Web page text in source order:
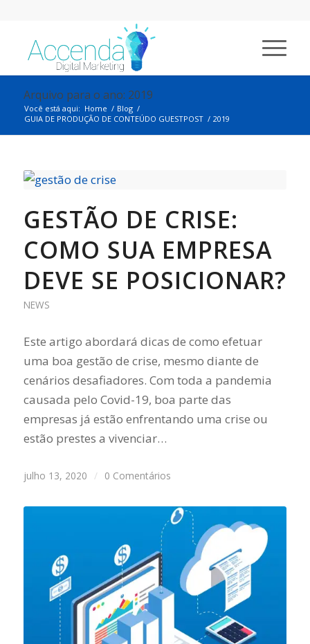
Arquivo para o ano: 2019
Você está aqui: Home / Blog /
GUIA DE PRODUÇÃO DE CONTEÚDO GUESTPOST / 2019
GESTÃO DE CRISE:
COMO SUA EMPRESA
DEVE SE POSICIONAR?
NEWS
Este artigo abordará dicas de como efetuar
uma boa gestão de crise, mesmo diante de
cenários desafiadores. Com toda a pandemia
causada pelo Covid-19, boa parte das
empresas já estão enfrentando uma crise ou
estão prestes a vivenciar…
julho 13, 2020 / 0 Comentários